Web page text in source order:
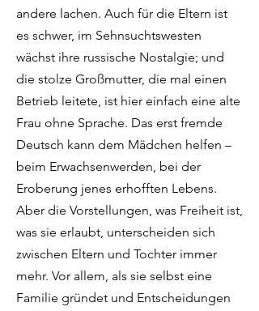
andere lachen. Auch für die Eltern ist
es schwer, im Sehnsuchtswesten
wächst ihre russische Nostalgie; und
die stolze Großmutter, die mal einen
Betrieb leitete, ist hier einfach eine alte
Frau ohne Sprache. Das erst fremde
Deutsch kann dem Mädchen helfen –
beim Erwachsenwerden, bei der
Eroberung jenes erhofften Lebens.
Aber die Vorstellungen, was Freiheit ist,
was sie erlaubt, unterscheiden sich
zwischen Eltern und Tochter immer
mehr. Vor allem, als sie selbst eine
Familie gründet und Entscheidungen